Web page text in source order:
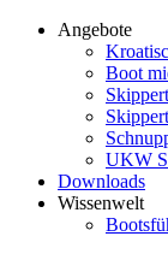
Angebote
Boot
UKW
Downloads
Wissenwelt